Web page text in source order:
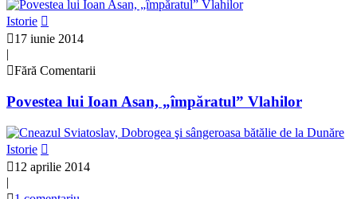
Istorie
17 iunie 2014
|
Fără Comentarii
Povestea lui Ioan Asan, „împăratul” Vlahilor
Istorie
12 aprilie 2014
|